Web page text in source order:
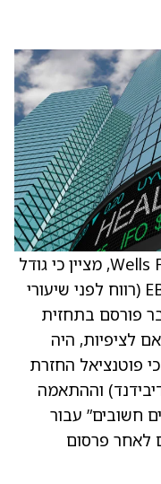
. סטיבן בקסטר, אנליסט של Wells Fargo, מציין כי גודל
תנועת המניה, בהתבסס על EBITDA (רווח לפני שיעורי
פורסם בתחזית
לציפיות, היה
פוטנציאל החזרת
וההתאמה
חשובים” עבור
לאחר פרסום